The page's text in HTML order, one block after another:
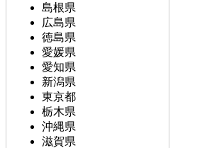
島根県
広島県
徳島県
愛媛県
愛知県
新潟県
東京都
栃木県
沖縄県
滋賀県